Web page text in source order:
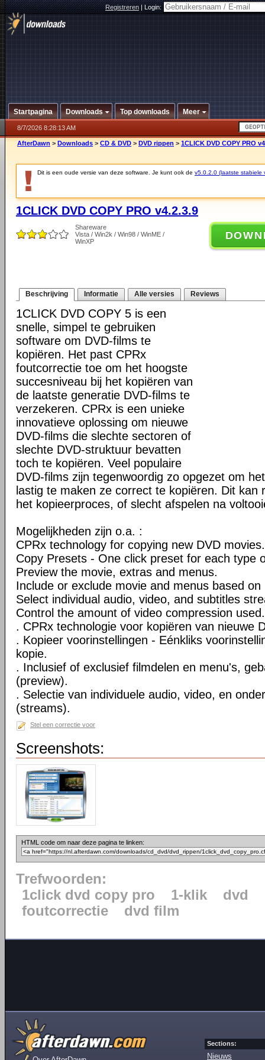
Registreren|Login:
Startpagina Downloads Top downloads Meer
8/7/2026 8:28:13 AM
AfterDawn > Downloads > CD & DVD > DVD rippen > 1CLICK DVD COPY PRO
Dit is een oude versie van deze software. Je kunt ook de v5.0.2.0 (laatste stabiele
1CLICK DVD COPY PRO v4.2.3.9
Shareware
Vista / Win2k / Win98 / WinME /
WinXP
Beschrijving Informatie Alle versies Reviews
1CLICK DVD COPY 5 is een
snelle, simpel te gebruiken
software om DVD-films te
kopiëren. Het past CPRx
foutcorrectie toe om het hoogste
succesniveau bij het kopiëren van
de laatste generatie DVD-films te
verzekeren. CPRx is een unieke
innovatieve oplossing om nieuwe
DVD-films die slechte sectoren of
slechte DVD-struktuur bevatten
toch te kopiëren. Veel populaire
DVD-films zijn tegenwoordig zo opgezet om
lastig te maken ze correct te kopiëren. Dit kan
het kopieerproces, of slecht afspelen na
Mogelijkheden zijn o.a. :
CPRx technology for copying new DVD movies.
Copy Presets - One click preset for each type
Preview the movie, extras and menus.
Include or exclude movie and menus based on
Select individual audio, video, and subtitles
Control the amount of video compression used.
. CPRx technologie voor kopiëren van nieuwe
. Kopieer voorinstellingen - Eénkliks
kopie.
. Inclusief of exclusief filmdelen en menu's,
(preview).
. Selectie van individuele audio, video, en
(streams).
Stel een correctie voor
Screenshots:
HTML code om naar deze pagina te linken:
Trefwoorden:
1click dvd copy pro
1-klik dvd
foutcorrectie
dvd film
Sections:
Nieuws